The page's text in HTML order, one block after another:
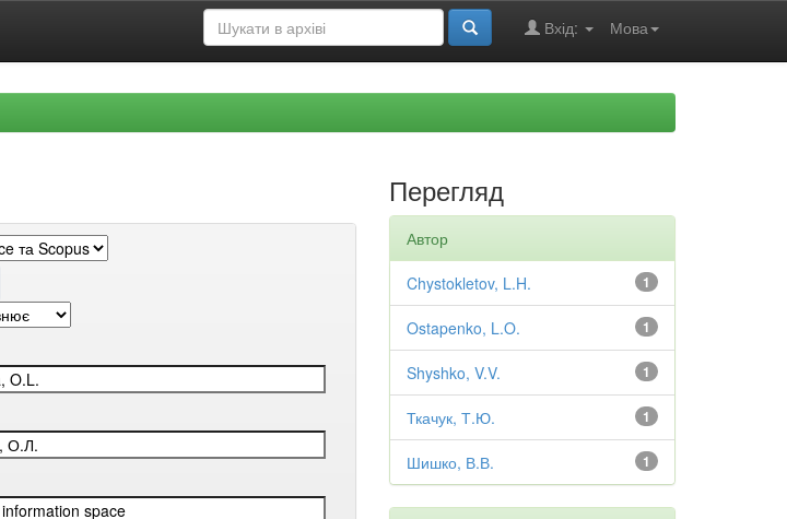
Мова
Вхід:
Перегляд
Автор
1
Chystokletov, L.H.
1
Ostapenko, L.O.
1
Shyshko, V.V.
1
Ткачук, Т.Ю.
1
Шишко, В.В.